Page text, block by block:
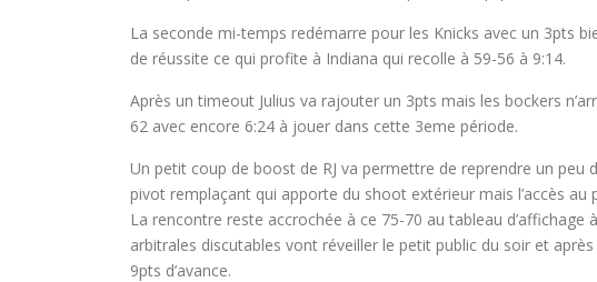
La seconde mi-temps redémarre pour les Knicks avec un 3pts
de réussite ce qui profite à Indiana qui recolle à 59-56 à 9:14.
Après un timeout Julius va rajouter un 3pts mais les bockers
62 avec encore 6:24 à jouer dans cette 3eme période.
Un petit coup de boost de RJ va permettre de reprendre un peu
pivot remplaçant qui apporte du shoot extérieur mais l’accès
La rencontre reste accrochée à ce 75-70 au tableau d’affichage
arbitrales discutables vont réveiller le petit public du soir et
9pts d’avance.